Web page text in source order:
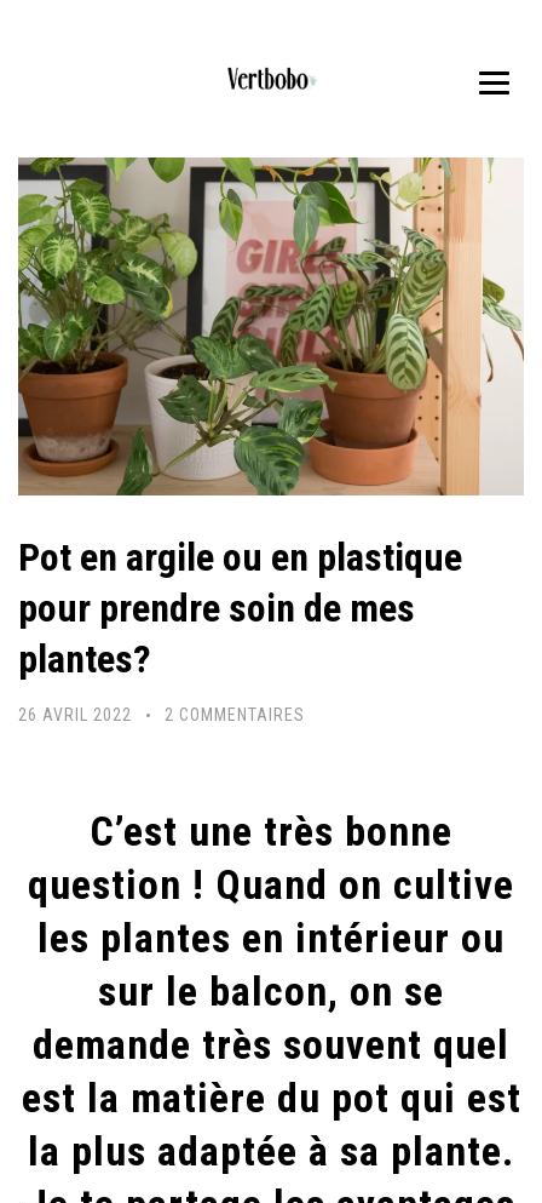
Pot en argile ou en plastique
pour prendre soin de mes
plantes?
26 AVRIL 2022 2 COMMENTAIRES
ARGILE
OU
EN
POUR
PRENDRE
SOIN
DE
PLANTES?
C’est une très bonne
question ! Quand on cultive
les plantes en intérieur ou
sur le balcon, on se
demande très souvent quel
est la matière du pot qui est
la plus adaptée à sa plante.